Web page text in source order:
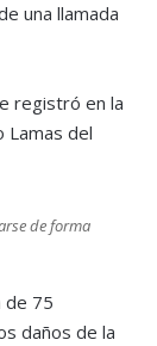
una llamada
registró en la
Lamas del
de forma
de 75
daños de la